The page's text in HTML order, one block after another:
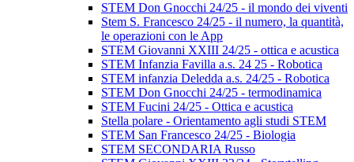
STEM Don Gnocchi 24/25 - il mondo dei viventi
Stem S. Francesco 24/25 - il numero, la quantità,
le operazioni con le App
STEM Giovanni XXIII 24/25 - ottica e acustica
STEM Infanzia Favilla a.s. 24 25 - Robotica
STEM infanzia Deledda a.s. 24/25 - Robotica
STEM Don Gnocchi 24/25 - termodinamica
STEM Fucini 24/25 - Ottica e acustica
Stella polare - Orientamento agli studi STEM
STEM San Francesco 24/25 - Biologia
STEM SECONDARIA Russo